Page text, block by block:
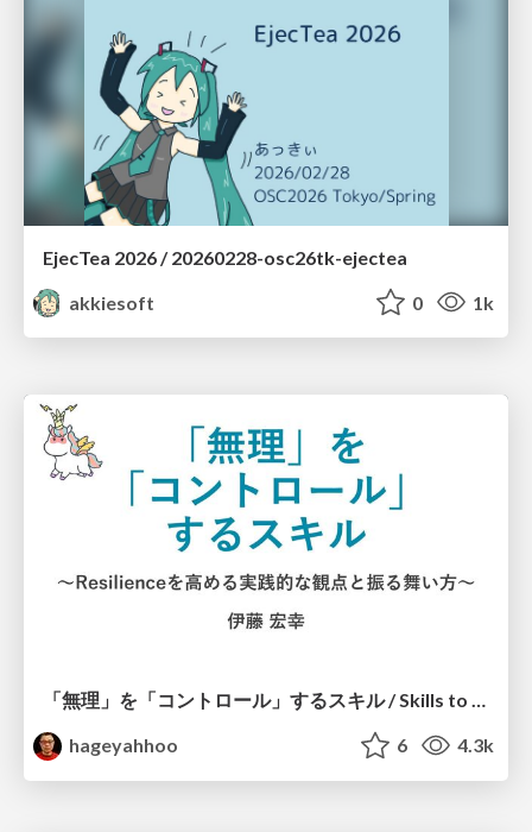
EjecTea 2026 / 20260228-osc26tk-ejectea
akkiesoft
0 1k
「無理」を「コントロール」するスキル / Skills to Control "Muri"
hageyahhoo
6 4.3k